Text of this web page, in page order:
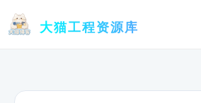
大猫工程资源库